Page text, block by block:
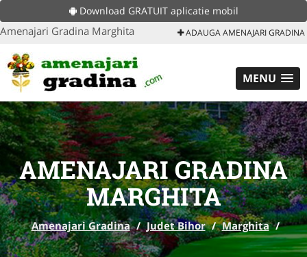
Download GRATUIT aplicatie mobil
Amenajari Gradina Marghita ADAUGA AMENAJARI GRADINA
MENU
AMENAJARI GRADINA
MARGHITA
Amenajari Gradina / Judet Bihor / Marghita /